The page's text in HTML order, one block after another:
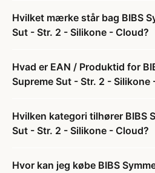
Hvilket mærke står bag BIBS
Sut - Str. 2 - Silikone - Cloud?
Hvad er EAN / Produktid for
Supreme Sut - Str. 2 - Silikone
Hvilken kategori tilhører BIBS
Sut - Str. 2 - Silikone - Cloud?
Hvor kan jeg købe BIBS